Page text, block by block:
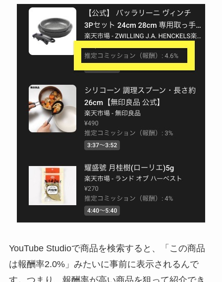
YouTube Studioで商品を検索すると、「この商品
は報酬率2.0%」みたいに事前に表示されるんで
す。つまり、報酬率が高い商品を狙って紹介でき